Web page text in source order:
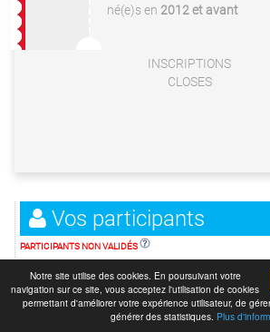
Notre site utilise des cookies. En poursuivant votre
navigation sur ce site, vous acceptez l'utilisation de cookies
permettant d'améliorer votre expérience utilisateur, de
générer des statistiques. Plus
né(e)s en 2012 et avant
INSCRIPTIONS
CLOSES
Vos participants
PARTICIPANTS NON VALIDÉS
Aucun participant
dans votre panier